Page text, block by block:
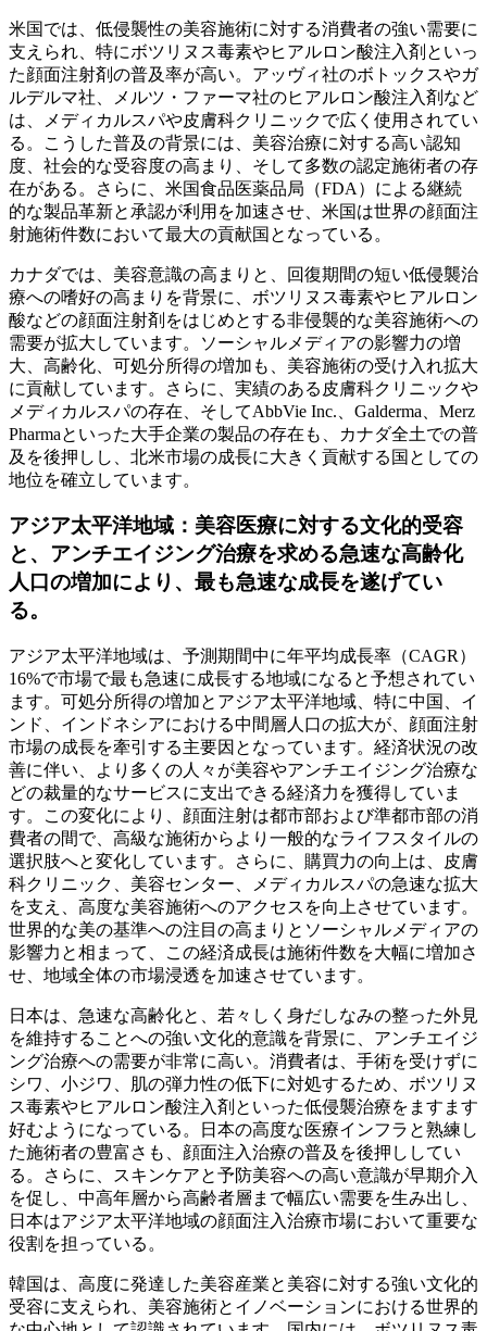
米国では、低侵襲性の美容施術に対する消費者の強い需要に
支えられ、特にボツリヌス毒素やヒアルロン酸注入剤といっ
た顔面注射剤の普及率が高い。アッヴィ社のボトックスやガ
ルデルマ社、メルツ・ファーマ社のヒアルロン酸注入剤など
は、メディカルスパや皮膚科クリニックで広く使用されてい
る。こうした普及の背景には、美容治療に対する高い認知
度、社会的な受容度の高まり、そして多数の認定施術者の存
在がある。さらに、米国食品医薬品局（FDA）による継続
的な製品革新と承認が利用を加速させ、米国は世界の顔面注
射施術件数において最大の貢献国となっている。
カナダでは、美容意識の高まりと、回復期間の短い低侵襲治
療への嗜好の高まりを背景に、ボツリヌス毒素やヒアルロン
酸などの顔面注射剤をはじめとする非侵襲的な美容施術への
需要が拡大しています。ソーシャルメディアの影響力の増
大、高齢化、可処分所得の増加も、美容施術の受け入れ拡大
に貢献しています。さらに、実績のある皮膚科クリニックや
メディカルスパの存在、そしてAbbVie Inc.、Galderma、Merz
Pharmaといった大手企業の製品の存在も、カナダ全土での普
及を後押しし、北米市場の成長に大きく貢献する国としての
地位を確立しています。
アジア太平洋地域：美容医療に対する文化的受容
と、アンチエイジング治療を求める急速な高齢化
人口の増加により、最も急速な成長を遂げてい
る。
アジア太平洋地域は、予測期間中に年平均成長率（CAGR）
16%で市場で最も急速に成長する地域になると予想されてい
ます。可処分所得の増加とアジア太平洋地域、特に中国、イ
ンド、インドネシアにおける中間層人口の拡大が、顔面注射
市場の成長を牽引する主要因となっています。経済状況の改
善に伴い、より多くの人々が美容やアンチエイジング治療な
どの裁量的なサービスに支出できる経済力を獲得していま
す。この変化により、顔面注射は都市部および準都市部の消
費者の間で、高級な施術からより一般的なライフスタイルの
選択肢へと変化しています。さらに、購買力の向上は、皮膚
科クリニック、美容センター、メディカルスパの急速な拡大
を支え、高度な美容施術へのアクセスを向上させています。
世界的な美の基準への注目の高まりとソーシャルメディアの
影響力と相まって、この経済成長は施術件数を大幅に増加さ
せ、地域全体の市場浸透を加速させています。
日本は、急速な高齢化と、若々しく身だしなみの整った外見
を維持することへの強い文化的意識を背景に、アンチエイジ
ング治療への需要が非常に高い。消費者は、手術を受けずに
シワ、小ジワ、肌の弾力性の低下に対処するため、ボツリヌ
ス毒素やヒアルロン酸注入剤といった低侵襲治療をますます
好むようになっている。日本の高度な医療インフラと熟練し
た施術者の豊富さも、顔面注入治療の普及を後押ししてい
る。さらに、スキンケアと予防美容への高い意識が早期介入
を促し、中高年層から高齢者層まで幅広い需要を生み出し、
日本はアジア太平洋地域の顔面注入治療市場において重要な
役割を担っている。
韓国は、高度に発達した美容産業と美容に対する強い文化的
受容に支えられ、美容施術とイノベーションにおける世界的